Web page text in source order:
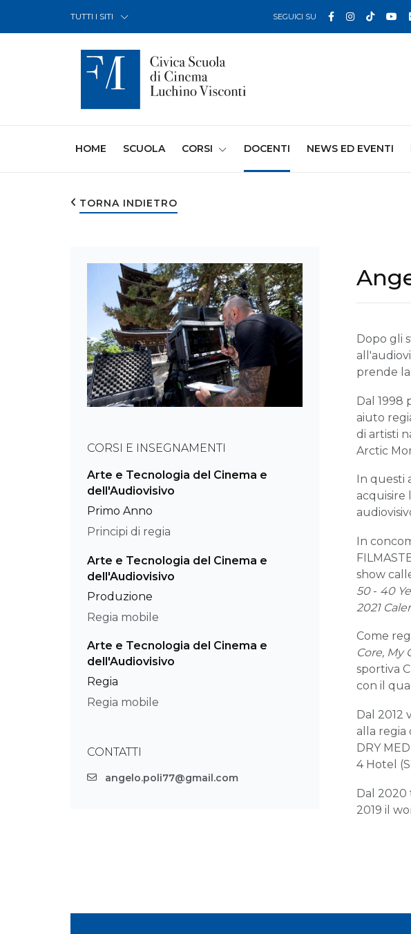
TUTTI I SITI SEGUICI SU Facebook
HOME (CURRENT)
SCUOLA CORSI DOCENTI NEWS ED EVENTI
TORNA INDIETRO
CORSI E INSEGNAMENTI
Arte e Tecnologia del Cinema e
dell'Audiovisivo
Primo Anno
Principi di regia
Arte e Tecnologia del Cinema e
dell'Audiovisivo
Produzione
Regia mobile
Arte e Tecnologia del Cinema e
dell'Audiovisivo
Regia
Regia mobile
CONTATTI
angelo.poli77@gmail.com
Dopo gli
prende
Dal 1998
aiuto
di artisti
Arctic
In questi
acquisire
In
show
50 - 40
2021
Come
Core, My
sportiva
con il
Dal 2012
alla regia
DRY
4 Hotel
Dal 2020
2019 il